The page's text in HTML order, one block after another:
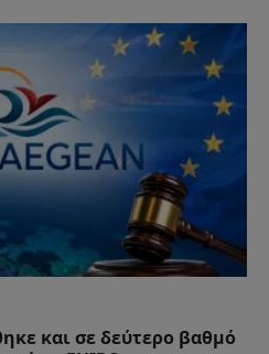
και σε δεύτερο βαθμό